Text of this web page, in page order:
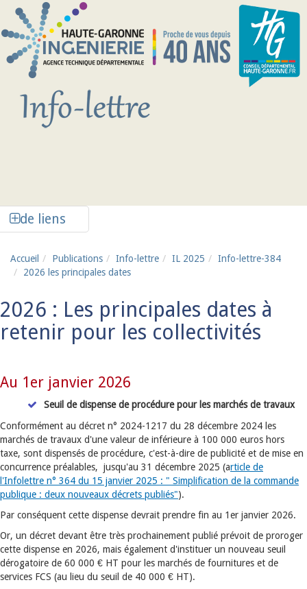
Aller au contenu principal
de liens
Accueil Publications Info-lettre IL 2025
Info-lettre-384
2026 les principales dates
2026 : Les principales dates à
retenir pour les collectivités
Au 1er janvier 2026
Seuil de dispense de procédure pour les marchés de travaux
Conformément au décret n° 2024-1217 du 28 décembre 2024 les
marchés de travaux d'une valeur de inférieure à 100 000 euros hors
taxe, sont dispensés de procédure, c'est-à-dire de publicité et de mise en
concurrence préalables, jusqu'au 31 décembre 2025 (article de
l'Infolettre n° 364 du 15 janvier 2025 : " Simplification de la commande
publique : deux nouveaux décrets publiés").
Par conséquent cette dispense devrait prendre fin au 1er janvier 2026.
Or, un décret devant être très prochainement publié prévoit de proroger
cette dispense en 2026, mais également d'instituer un nouveau seuil
dérogatoire de 60 000 € HT pour les marchés de fournitures et de
services FCS (au lieu du seuil de 40 000 € HT).